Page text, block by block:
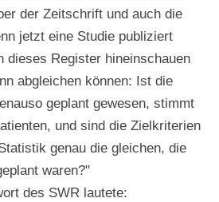
der Zeitschrift und auch die
jetzt eine Studie publiziert
dieses Register hineinschauen
abgleichen können: Ist die
geplant gewesen, stimmt
und sind die Zielkriterien
genau die gleichen, die
waren?"
des SWR lautete: